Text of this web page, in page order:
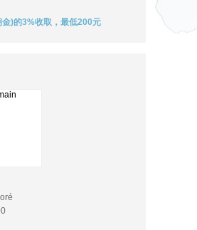
)的3%收取，最低200元